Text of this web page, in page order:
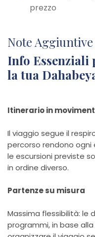
prezzo
Note Aggiuntive
Info Essenziali
la tua
Itinerario in
Il viaggio segue il
percorso rendono
le escursioni previste
in ordine diverso.
Partenze su misura
Massima flessibilità: le
programmi, in base